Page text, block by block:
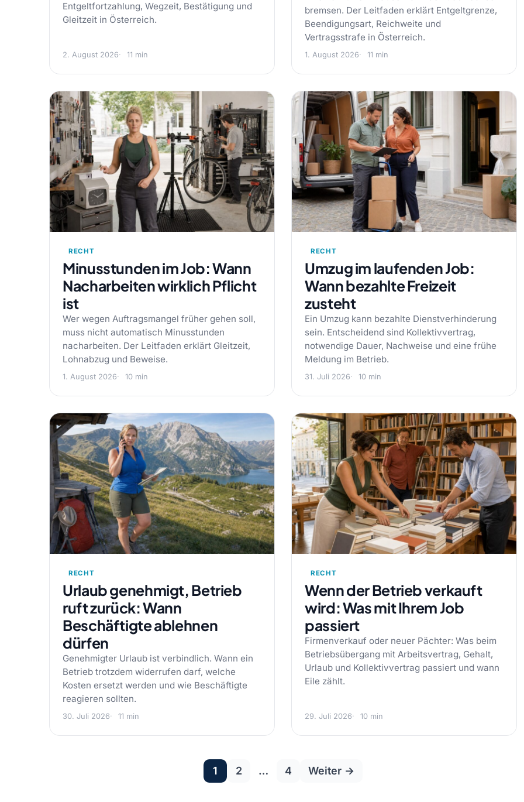
Entgeltfortzahlung, Wegzeit, Bestätigung und
Gleitzeit in Österreich.
2. August 2026 11 min
bremsen. Der Leitfaden erklärt Entgeltgrenze,
Beendigungsart, Reichweite und
Vertragsstrafe in Österreich.
1. August 2026 11 min
RECHT
Minusstunden im Job: Wann
Nacharbeiten wirklich Pflicht
ist
Wer wegen Auftragsmangel früher gehen soll,
muss nicht automatisch Minusstunden
nacharbeiten. Der Leitfaden erklärt Gleitzeit,
Lohnabzug und Beweise.
1. August 2026 10 min
RECHT
Umzug im laufenden Job:
Wann bezahlte Freizeit
zusteht
Ein Umzug kann bezahlte Dienstverhinderung
sein. Entscheidend sind Kollektivvertrag,
notwendige Dauer, Nachweise und eine frühe
Meldung im Betrieb.
31. Juli 2026 10 min
RECHT
Urlaub genehmigt, Betrieb
ruft zurück: Wann
Beschäftigte ablehnen
dürfen
Genehmigter Urlaub ist verbindlich. Wann ein
Betrieb trotzdem widerrufen darf, welche
Kosten ersetzt werden und wie Beschäftigte
reagieren sollten.
30. Juli 2026 11 min
RECHT
Wenn der Betrieb verkauft
wird: Was mit Ihrem Job
passiert
Firmenverkauf oder neuer Pächter: Was beim
Betriebsübergang mit Arbeitsvertrag, Gehalt,
Urlaub und Kollektivvertrag passiert und wann
Eile zählt.
29. Juli 2026 10 min
Seitennummerierung
1 2 … 4 Weiter →